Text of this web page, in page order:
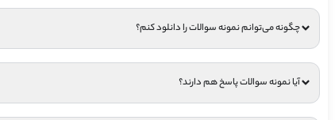
چگونه می‌توانم نمونه سوالات را دانلود کنم؟
آیا نمونه سوالات پاسخ هم دارند؟